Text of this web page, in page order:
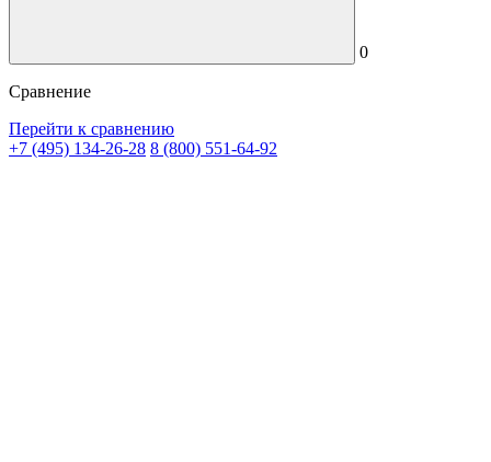
0
Сравнение
Перейти к сравнению
+7 (495) 134-26-28 8 (800) 551-64-92